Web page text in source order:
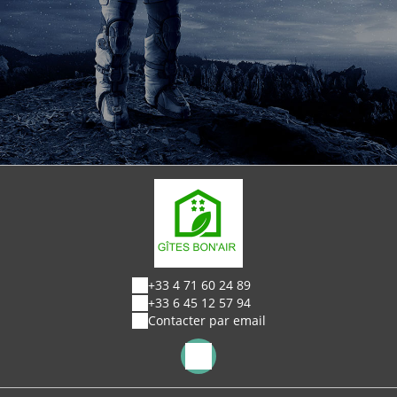
+33 4 71 60 24 89
+33 6 45 12 57 94
Contacter par email